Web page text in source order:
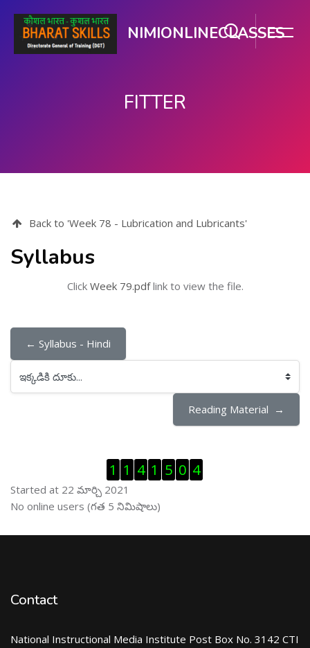
NIMIONLINECLASSES
FITTER
Back to 'Week 78 - Lubrication and Lubricants'
Syllabus
Click Week 79.pdflink to view the file.
← Syllabus - Hindi
ఇక్కడికి దూకు...
Reading Material  →
Visitor Counter ను తప్పించు
1 1 4 1 5 0 4
Started at 22 మార్చి 2021
ఆన్ లైను వాడుకరులు ను తప్పించు
No online users (గత 5 నిమిషాలు)
Contact
National Instructional Media Institute Post Box No. 3142 CTI